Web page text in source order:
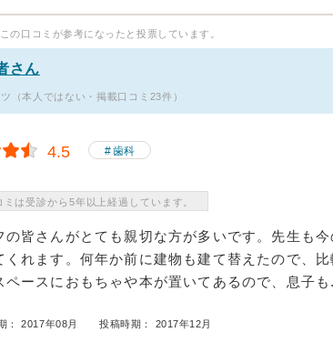
の口コミが参考になったと投票しています。
さん
（本人ではない・掲載口コミ23件）
4.5 歯科
ミは受診から5年以上経過しています。
の皆さんがとても親切な方が多いです。先生も
くれます。何年か前に建物も建て替えたので、比
ペースにおもちゃや本が置いてあるので、息子
： 2017年08月 投稿時期： 2017年12月